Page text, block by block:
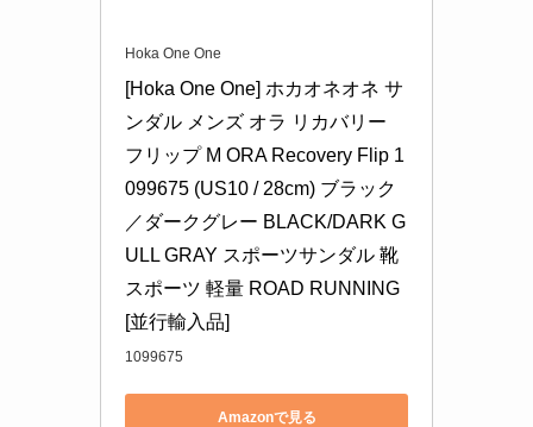
Hoka One One
[Hoka One One] ホカオネオネ サ
ンダル メンズ オラ リカバリー
フリップ M ORA Recovery Flip 1
099675 (US10 / 28cm) ブラック
／ダークグレー BLACK/DARK G
ULL GRAY スポーツサンダル 靴
スポーツ 軽量 ROAD RUNNING
[並行輸入品]
1099675
Amazonで見る